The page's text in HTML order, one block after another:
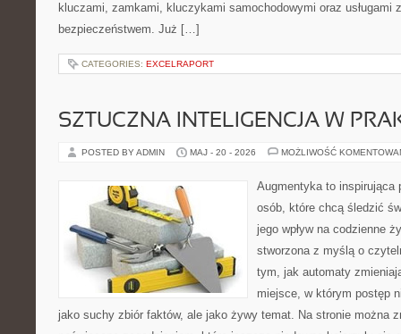
kluczami, zamkami, kluczykami samochodowymi oraz usługami
bezpieczeństwem. Już […]
CATEGORIES: EXCELRAPORT
SZTUCZNA INTELIGENCJA W
POSTED BY ADMIN MAJ - 20 - 2026 MOŻLIWOŚĆ
Augmentyka to inspirująca
osób, które chcą śledzić
jego wpływ na codzienne
stworzona z myślą o
tym, jak automaty
miejsce, w którym postęp
jako suchy zbiór faktów, ale jako żywy temat. Na stronie można